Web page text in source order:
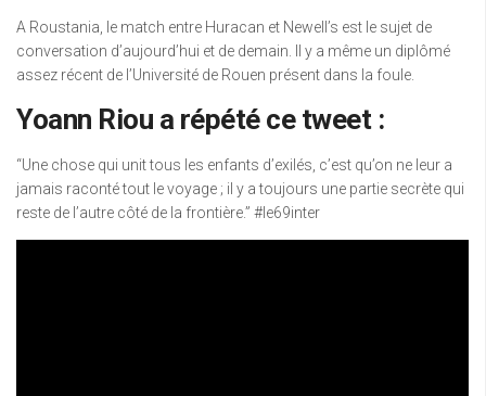
A Roustania, le match entre Huracan et Newell’s est le sujet de
conversation d’aujourd’hui et de demain. Il y a même un diplômé
assez récent de l’Université de Rouen présent dans la foule.
Yoann Riou a répété ce tweet :
“Une chose qui unit tous les enfants d’exilés, c’est qu’on ne leur a
jamais raconté tout le voyage ; il y a toujours une partie secrète qui
reste de l’autre côté de la frontière.” #le69inter